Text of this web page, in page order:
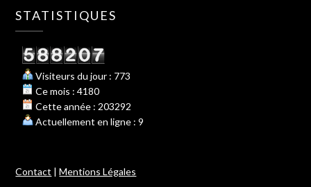
STATISTIQUES
Visiteurs du jour : 773
Ce mois : 4180
Cette année : 203292
Actuellement en ligne : 9
Contact |Mentions Légales